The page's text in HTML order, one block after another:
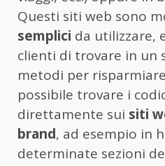
Questi siti web sono
semplici da utilizzare,
clienti di trovare in un
metodi per
possibile trovare i
direttamente sui siti
brand, ad esempio in
determinate sezioni